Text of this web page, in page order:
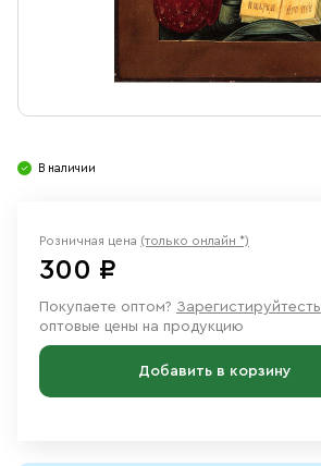
В наличии
Розничная цена (только онлайн *)
300 ₽
Покупаете оптом? Зарегистируйтесть
оптовые цены на продукцию
Добавить в корзину